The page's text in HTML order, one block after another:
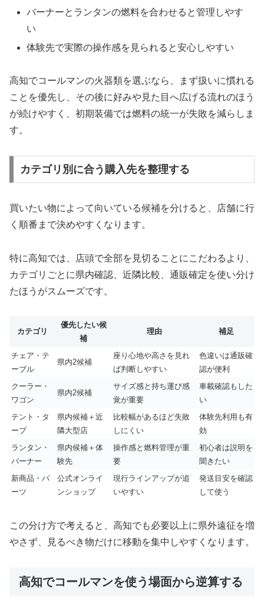
バーナーとランタンの燃料を合わせると管理しやす
い
体験先で実際の操作感を見られると安心しやすい
高知でコールマンの火器類を選ぶなら、まず扱いに慣れる
ことを優先し、その後に好みや見た目へ広げる流れのほう
が続けやすく、初期装備では燃料の統一が失敗を減らしま
す。
カテゴリ別に合う購入先を整理する
買いたい物によって向いている候補を分けると、店舗に行
く順番まで決めやすくなります。
特に高知では、店頭で全部を見切ることにこだわるより、
カテゴリごとに県内確認、近隣比較、通販確定を使い分け
たほうがスムーズです。
カテゴリ
優先したい候
補
理由 補足
チェア・テ
ーブル
県内2候補
座り心地や高さを見れ
ば判断しやすい
色違いは通販確
認が便利
クーラー・
ワゴン
県内2候補
サイズ感と持ち運び感
覚が重要
車載確認もした
い
テント・タ
ープ
県内候補＋近
隣大型店
比較幅があるほど失敗
しにくい
体験先利用も有
効
ランタン・
バーナー
県内候補＋体
験先
操作感と燃料管理が重
要
初心者は説明を
聞きたい
新商品・パ
ーツ
公式オンライ
ンショップ
現行ラインアップが追
いやすい
発送目安を確認
して使う
この分け方で考えると、高知でも必要以上に県外遠征を増
やさず、見るべき物だけに移動を集中しやすくなります。
高知でコールマンを使う場面から逆算する